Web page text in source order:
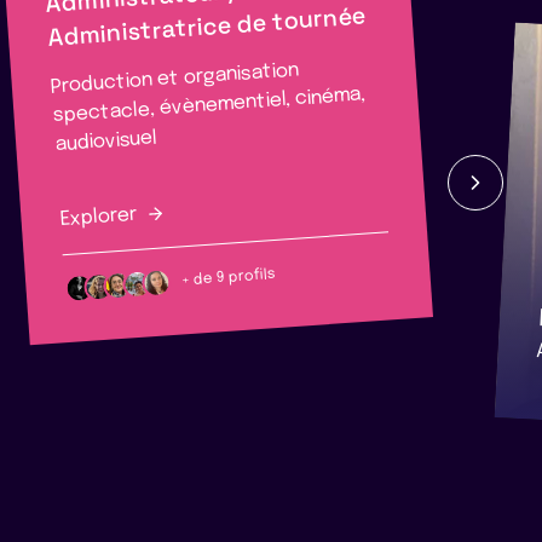
Administratrice de tournée
Production et organisation
spectacle, évènementiel, cinéma,
audiovisuel
Explorer
+ de 9 profils